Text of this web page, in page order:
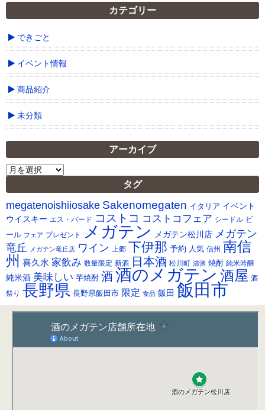
カテゴリー
できごと
イベント情報
商品紹介
未分類
アーカイブ
ア
カ
イ
ブ
タグ
megatenoishiiosake Sakenomegaten イタリア イベント
ウイスキー エス・バード コストコ コストコフェア シードル ビ
ール フェア プレゼント メガテン メガテン松川店 メガテン
竜丘
メガテン竜丘店 ワイン 上郷 下伊那 予約 人気 信州 南信
州 喜久水 家飲み 数量限定 新酒 日本酒 松川町 清酒 焼酎 純米吟醸
純米酒 美味しい 芋焼酎 酒酒のメガテン 酒屋 酒
祭り 長野県 長野県飯田市 限定 食品 飯田 飯田市